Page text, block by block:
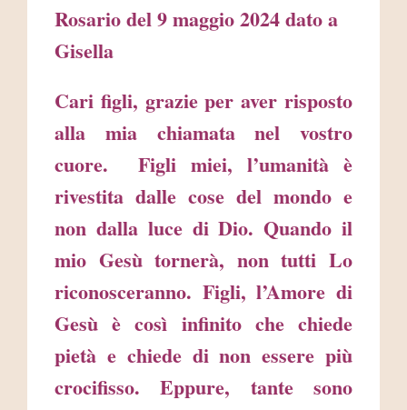
Rosario del 9 maggio 2024 dato a
Gisella
Cari figli, grazie per aver risposto
alla mia chiamata nel vostro
cuore. Figli miei, l’umanità è
rivestita dalle cose del mondo e
non dalla luce di Dio. Quando il
mio Gesù tornerà, non tutti Lo
riconosceranno. Figli, l’Amore di
Gesù è così infinito che chiede
pietà e chiede di non essere più
crocifisso. Eppure, tante sono